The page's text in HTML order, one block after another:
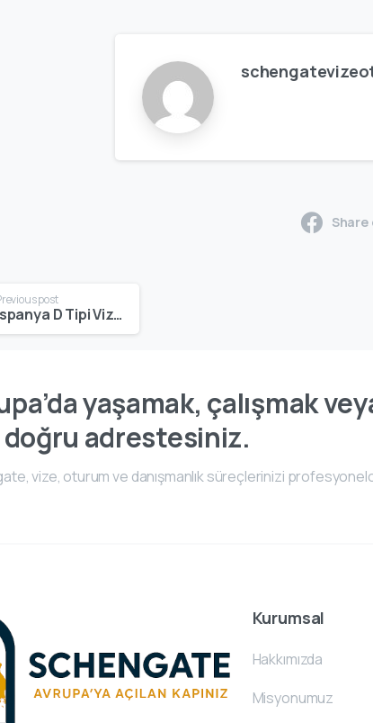
Share
post
İspanya D Tipi Vize: Uzun Süreli Oturum Başvurusu İçin Kapsamlı Rehber
yaşamak, çalışmak
adrestesiniz.
vize, oturum ve danışmanlık süreçlerinizi
Kurumsal
Hakkımızda
Misyonumuz